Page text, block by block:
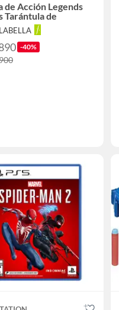
de Acción Legends
Tarántula de
-40%